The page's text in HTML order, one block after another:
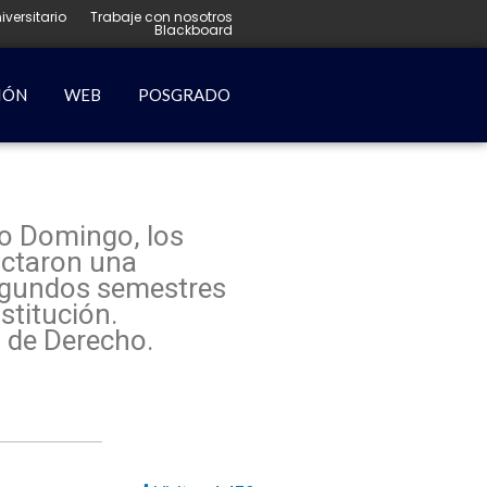
Trabaje con nosotros
Blackboard
WEB POSGRADO
Domingo, los
una
semestres
Derecho.